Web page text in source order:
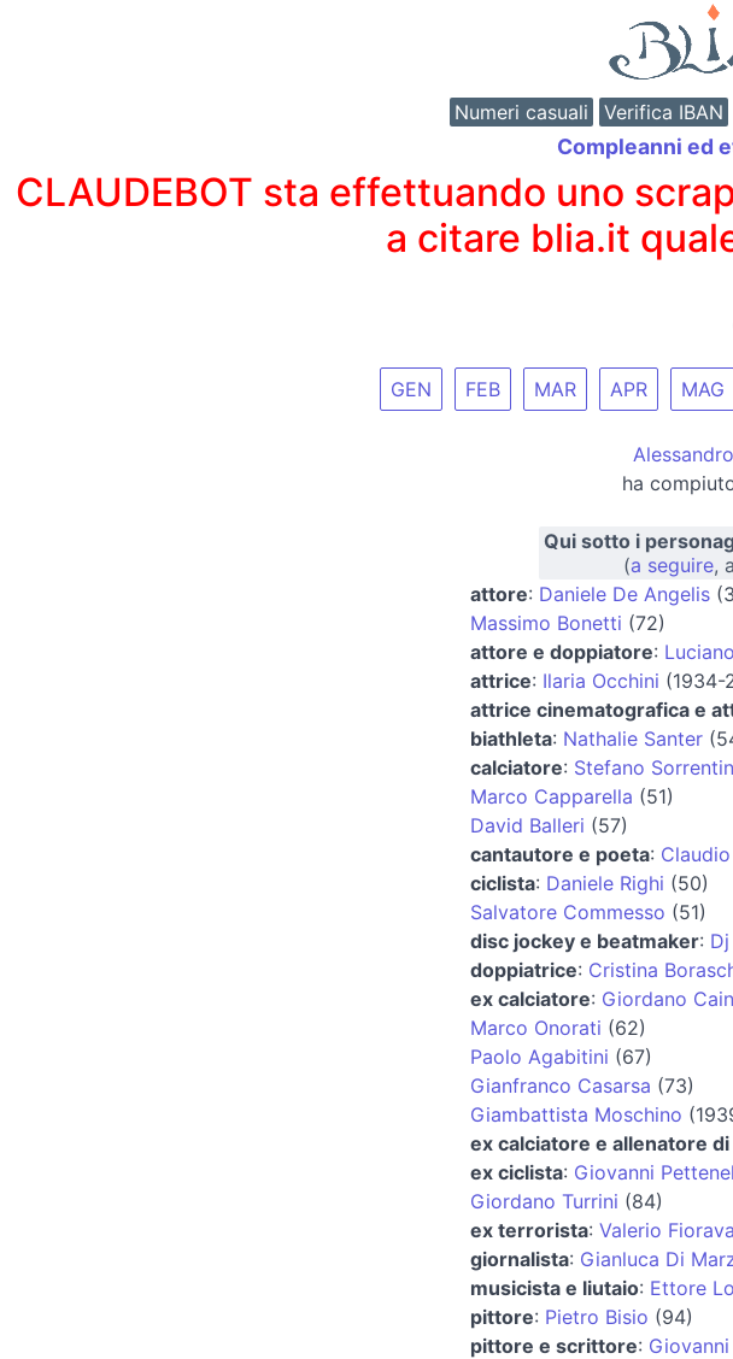
Numeri casuali Verifica IBAN
Compleanni ed
CLAUDEBOT sta effettuando uno
a citare blia.it
GEN FEB MAR APR MAG
ha
Qui sotto i
(a seguire,
attore: Daniele De Angelis
Massimo Bonetti (72)
attore e doppiatore:
attrice: Ilaria Occhini (1934-
attrice cinematografica e
biathleta: Nathalie Santer
calciatore: Stefano
Marco Capparella (51)
David Balleri (57)
cantautore e poeta:
ciclista: Daniele Righi (50)
Salvatore Commesso (51)
disc jockey e beatmaker:
doppiatrice: Cristina
ex calciatore: Giordano
Marco Onorati (62)
Paolo Agabitini (67)
Gianfranco Casarsa (73)
Giambattista Moschino
ex calciatore e allenatore
ex ciclista: Giovanni
Giordano Turrini (84)
ex terrorista: Valerio
giornalista: Gianluca Di
musicista e liutaio: Ettore
pittore: Pietro Bisio (94)
pittore e scrittore: